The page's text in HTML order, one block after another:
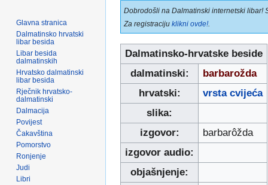
Prijeđi
na
navigaciju
Prijeđi
na
pretraživanje
Dobrodošli na Dalmatinski internetski libar!
Za registraciju klikni ovde!
Dalmatinsko-hrvatske beside
dalmatinski:
barbarožda
hrvatski:
vrsta cvijeća
slika:
izgovor:
barbarôžda
izgovor audio:
objašnjenje:
Glavna stranica
Dalmatinsko hrvatski
libar besida
Libar besida
dalmatinskih
Hrvatsko dalmatinski
libar besida
Rječnik hrvatsko-
dalmatinski
Dalmacija
Povijest
Čakavština
Pomorstvo
Ronjenje
Judi
Libri